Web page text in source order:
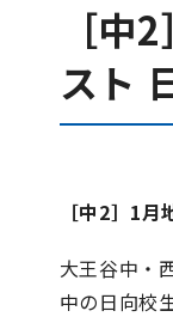
［中
スト
［中2］1
大王谷中・
中の日向校